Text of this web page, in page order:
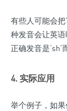
有些人可能会把
种发音会让英
正确发音是‘sh’
4. 实际应用
举个例子，如